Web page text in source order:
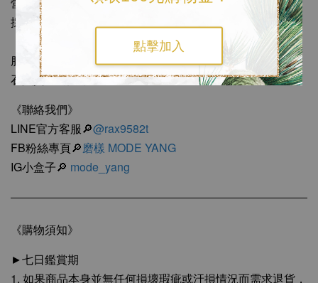
點擊加入
採預約服務制，歡迎預約門市鑑賞玉鐲及珠寶
服務項目：珠寶訂製 • 寶石切磨 • 珠寶設計 • 婚戒客製 • 寶
石買賣 • 藝術雕塑
《聯絡我們》
LINE官方客服🔎@rax9582t
FB粉絲專頁🔎磨樣 MODE YANG
IG小盒子🔎 mode_yang
《購物須知》
►七日鑑賞期
1. 如果商品本身並無任何損壞瑕疵或汙損情況而需求退貨，